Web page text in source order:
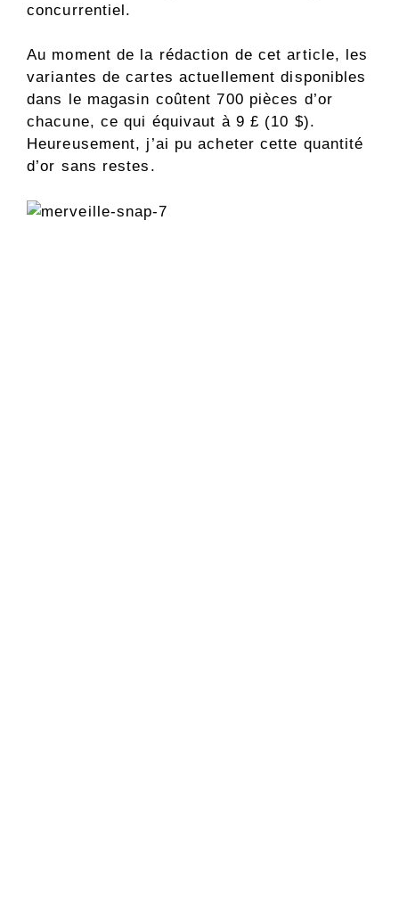
concurrentiel.
Au moment de la rédaction de cet article, les
variantes de cartes actuellement disponibles
dans le magasin coûtent 700 pièces d’or
chacune, ce qui équivaut à 9 £ (10 $).
Heureusement, j’ai pu acheter cette quantité
d’or sans restes.